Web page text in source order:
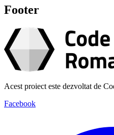
Footer
Acest proiect este dezvoltat de
Facebook